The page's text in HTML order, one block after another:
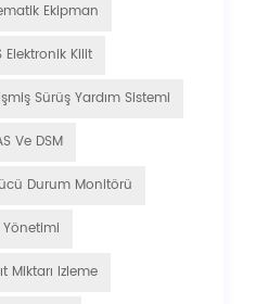
Ekipman
Elektronik Kilit
Sürüş Yardım Sistemi
Ve DSM
Durum Monitörü
Yönetimi
Miktarı Izleme